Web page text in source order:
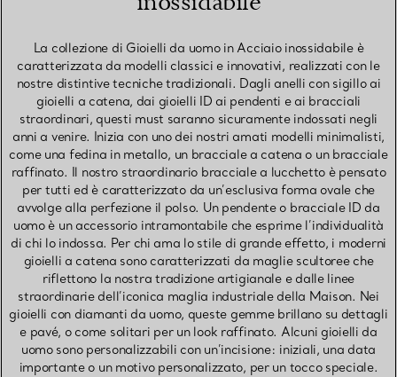
La collezione di Gioielli da uomo in Acciaio inossidabile è
caratterizzata da modelli classici e innovativi, realizzati con le
nostre distintive tecniche tradizionali. Dagli anelli con sigillo ai
gioielli a catena, dai gioielli ID ai pendenti e ai bracciali
straordinari, questi must saranno sicuramente indossati negli
anni a venire. Inizia con uno dei nostri amati modelli minimalisti,
come una fedina in metallo, un bracciale a catena o un bracciale
raffinato. Il nostro straordinario bracciale a lucchetto è pensato
per tutti ed è caratterizzato da un’esclusiva forma ovale che
avvolge alla perfezione il polso. Un pendente o bracciale ID da
uomo è un accessorio intramontabile che esprime l’individualità
di chi lo indossa. Per chi ama lo stile di grande effetto, i moderni
gioielli a catena sono caratterizzati da maglie scultoree che
riflettono la nostra tradizione artigianale e dalle linee
straordinarie dell’iconica maglia industriale della Maison. Nei
gioielli con diamanti da uomo, queste gemme brillano su dettagli
e pavé, o come solitari per un look raffinato. Alcuni gioielli da
uomo sono personalizzabili con un’incisione: iniziali, una data
importante o un motivo personalizzato, per un tocco speciale.